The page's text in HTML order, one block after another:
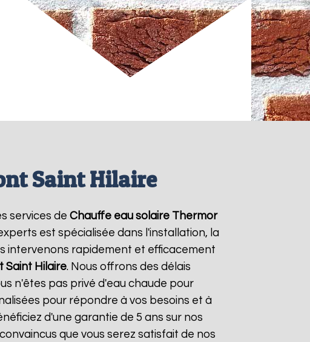
Saint Hilaire
services de Chauffe eau solaire Thermor
est spécialisée dans l'installation, la
intervenons rapidement et efficacement
Saint Hilaire. Nous offrons des délais
n'êtes pas privé d'eau chaude pour
pour répondre à vos besoins et à
d'une garantie de 5 ans sur nos
que vous serez satisfait de nos